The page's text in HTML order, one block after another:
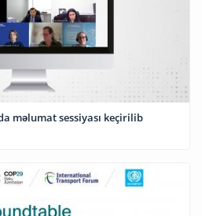
məlumat sessiyası keçirilib